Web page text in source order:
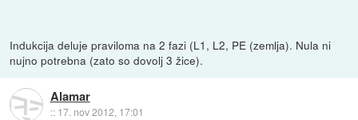
Indukcija deluje praviloma na 2 fazi (L1, L2, PE (zemlja). Nula ni
nujno potrebna (zato so dovolj 3 žice).
Alamar
:: 17. nov 2012, 17:01